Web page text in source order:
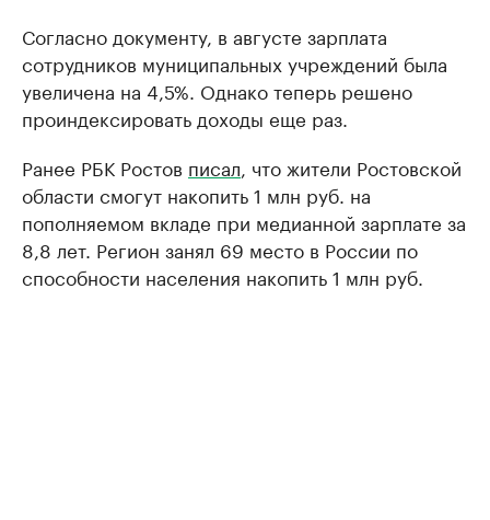
Согласно документу, в августе зарплата
сотрудников муниципальных учреждений была
увеличена на 4,5%. Однако теперь решено
проиндексировать доходы еще раз.
Ранее РБК Ростов писал , что жители Ростовской
области смогут накопить 1 млн руб. на
пополняемом вкладе при медианной зарплате за
8,8 лет. Регион занял 69 место в России по
способности населения накопить 1 млн руб.